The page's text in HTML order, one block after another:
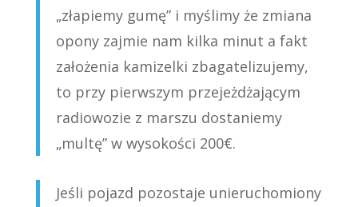
„złapiemy gumę” i myślimy że zmiana
opony zajmie nam kilka minut a fakt
założenia kamizelki zbagatelizujemy,
to przy pierwszym przejeżdżającym
radiowozie z marszu dostaniemy
„multę” w wysokości 200€.
Jeśli pojazd pozostaje unieruchomiony